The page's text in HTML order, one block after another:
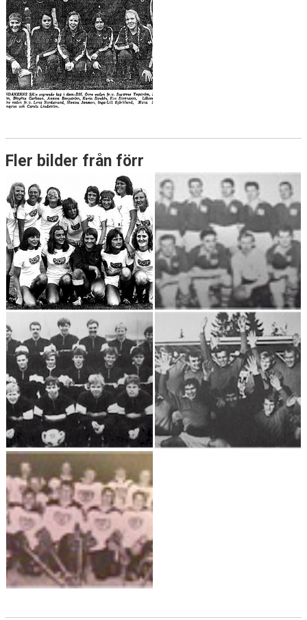
Fler bilder från förr